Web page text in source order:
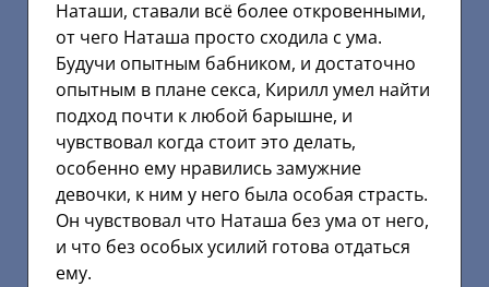
Наташи, ставали всё более откровенными,
от чего Наташа просто сходила с ума.
Будучи опытным бабником, и достаточно
опытным в плане секса, Кирилл умел найти
подход почти к любой барышне, и
чувствовал когда стоит это делать,
особенно ему нравились замужние
девочки, к ним у него была особая страсть.
Он чувствовал что Наташа без ума от него,
и что без особых усилий готова отдаться
ему.